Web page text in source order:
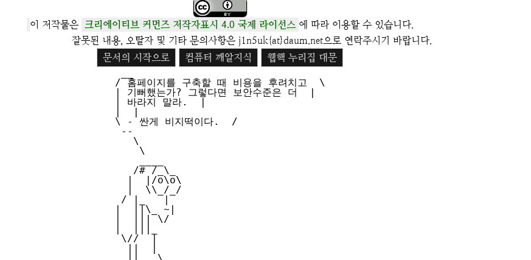
이 저작물은 크리에이티브 커먼즈 저작자표시 4.0 국제 라이선스 에 따라 이용할 수 있습니다.
잘못된 내용, 오탈자 및 기타 문의사항은 j1n5uk{at}daum.net으로 연락주시기 바랍니다.
문서의 시작으로
컴퓨터 깨알지식
웹핵 누리집 대문
/ 홈페이지를 구축할 때 비용을 후려치고  \
| 기뻐했는가? 그렇다면 보안수준은 더  |
| 바라지 말라.  |
|  |
\ - 싼게 비지떡이다.  /
|  ||\_ ~|
|  ||| \/
\//  |